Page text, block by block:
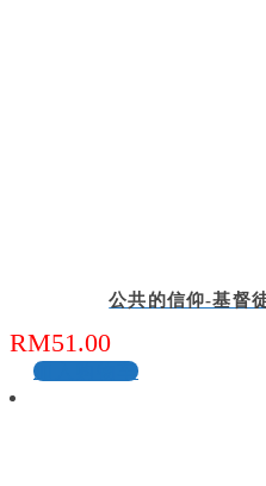
公共的信仰-基督
RM51.00
加入购物车